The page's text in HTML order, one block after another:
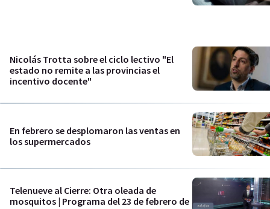
Nicolás Trotta sobre el ciclo lectivo "El
estado no remite a las provincias el
incentivo docente"
En febrero se desplomaron las ventas en
los supermercados
Telenueve al Cierre: Otra oleada de
mosquitos | Programa del 23 de febrero de